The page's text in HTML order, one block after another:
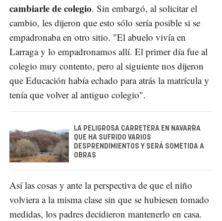
cambiarle de colegio. Sin embargó, al solicitar el
cambio, les dijeron que esto sólo sería posible si se
empadronaba en otro sitio. "El abuelo vivía en
Larraga y lo empadronamos allí. El primer día fue al
colegio muy contento, pero al siguiente nos dijeron
que Educación había echado para atrás la matrícula y
tenía que volver al antiguo colegio".
LA PELIGROSA CARRETERA EN NAVARRA
QUE HA SUFRIDO VARIOS
DESPRENDIMIENTOS Y SERÁ SOMETIDA A
OBRAS
Así las cosas y ante la perspectiva de que el niño
volviera a la misma clase sin que se hubiesen tomado
medidas, los padres decidieron mantenerlo en casa.